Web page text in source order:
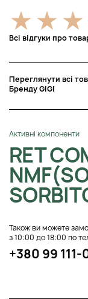
Всі відгуки про
Переглянути всі
Бренду GIGI
Активні компоненти
RET
Також ви можете
з 10:00 до 18:00 по
+380 99 111-